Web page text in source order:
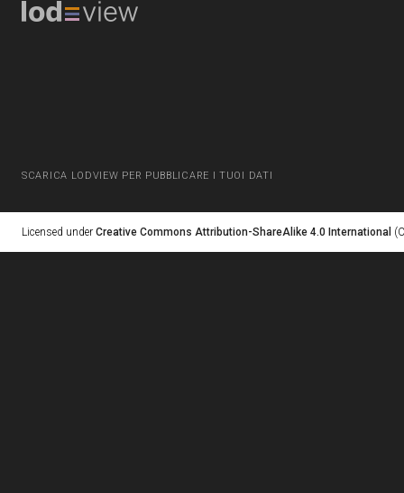
SCARICA LODVIEW PER PUBBLICARE I TUOI DATI
Licensed under Creative Commons Attribution-ShareAlike 4.0 International